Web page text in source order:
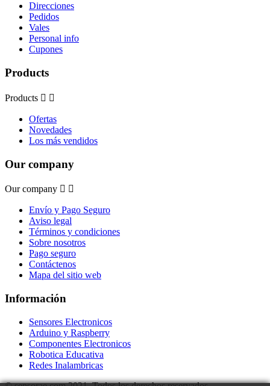
Direcciones
Pedidos
Vales
Personal info
Cupones
Products
Products  
Ofertas
Novedades
Los más vendidos
Our company
Our company  
Envío y Pago Seguro
Aviso legal
Términos y condiciones
Sobre nosotros
Pago seguro
Contáctenos
Mapa del sitio web
Información
Sensores Electronicos
Arduino y Raspberry
Componentes Electronicos
Robotica Educativa
Redes Inalambricas